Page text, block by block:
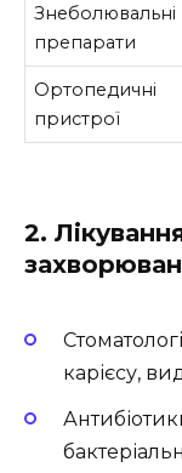
Знеболювальні
препарати
Ортопедичні
пристрої
2.
карієсу,